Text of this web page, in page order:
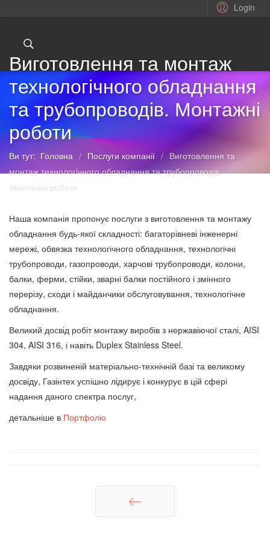
Login
Виготовлення та монтаж
технологічного обладнання
та трубопроводів. Монтажні
роботи
Ви тут: Головна / Послуги компанії / Виготовлення та
монтаж технологічного обладнання та трубопроводів.
Монтажні роботи
Наша компанія пропонує послуги з виготовлення та монтажу
обладнання будь-якої складності: багаторівневі інженерні
мережі, обвязка технологічного обладнання, технологічні
трубопроводи, газопроводи, харчові трубопроводи, колони,
балки, ферми, стійки, зварні балки постійного і змінного
перерізу, сходи і майданчики обслуговування, технологічне
обладнання.
Великий досвід робіт монтажу виробів з нержавіючої сталі, AISI
304, AISI 316, і навіть Duplex Stainless Steel.
Завдяки розвиненій матеріально-технічній базі та великому
досвіду, Газінтех успішно лідирує і конкурує в цій сфері
надання даного спектра послуг,
детальніше в Портфоліо